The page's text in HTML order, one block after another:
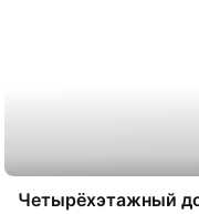
Четырёхэтажный